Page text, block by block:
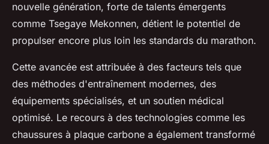
nouvelle génération, forte de talents émergents
comme Tsegaye Mekonnen, détient le potentiel de
propulser encore plus loin les standards du marathon.
Cette avancée est attribuée à des facteurs tels que
des méthodes d'entraînement modernes, des
équipements spécialisés, et un soutien médical
optimisé. Le recours à des technologies comme les
chaussures à plaque carbone a également transformé